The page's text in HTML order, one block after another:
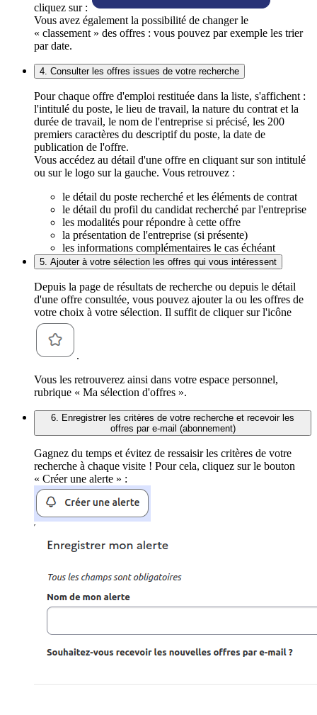
cliquez sur :
Vous avez également la possibilité de changer le
« classement » des offres : vous pouvez par exemple les trier
par date.
4. Consulter les offres issues de votre recherche
Pour chaque offre d'emploi restituée dans la liste, s'affichent :
l'intitulé du poste, le lieu de travail, la nature du contrat et la
durée de travail, le nom de l'entreprise si précisé, les 200
premiers caractères du descriptif du poste, la date de
publication de l'offre.
Vous accédez au détail d'une offre en cliquant sur son intitulé
ou sur le logo sur la gauche. Vous retrouvez :
le détail du poste recherché et les éléments de contrat
le détail du profil du candidat recherché par l'entreprise
les modalités pour répondre à cette offre
la présentation de l'entreprise (si présente)
les informations complémentaires le cas échéant
5. Ajouter à votre sélection les offres qui vous intéressent
Depuis la page de résultats de recherche ou depuis le détail
d'une offre consultée, vous pouvez ajouter la ou les offres de
votre choix à votre sélection. Il suffit de cliquer sur l'icône
.
Vous les retrouverez ainsi dans votre espace personnel,
rubrique « Ma sélection d'offres ».
6. Enregistrer les critères de votre recherche et recevoir les
offres par e-mail (abonnement)
Gagnez du temps et évitez de ressaisir les critères de votre
recherche à chaque visite ! Pour cela, cliquez sur le bouton
« Créer une alerte » :